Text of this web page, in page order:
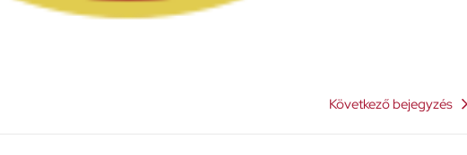
Következő bejegyzés